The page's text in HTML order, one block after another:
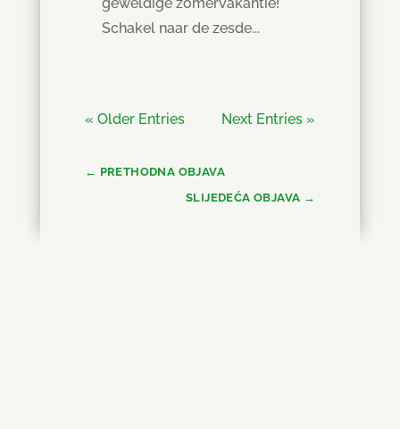
Schakel naar de zesde...
« Older Entries Next Entries »
← PRETHODNA OBJAVA
SLIJEDEĆA OBJAVA →